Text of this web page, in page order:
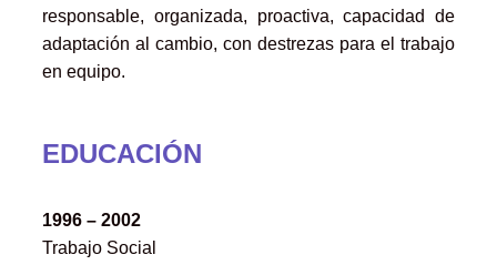
responsable, organizada, proactiva, capacidad de
adaptación al cambio, con destrezas para el trabajo
en equipo.
EDUCACIÓN
1996 – 2002
Trabajo Social